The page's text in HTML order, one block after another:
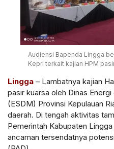
Audiensi Bapenda Lingga
Kepri terkait kajian HPM
Lingga – Lambatnya kajian
pasir kuarsa oleh Dinas
(ESDM) Provinsi Kepulauan
daerah. Di tengah aktivitas
Pemerintah Kabupaten
ancaman tersendatnya